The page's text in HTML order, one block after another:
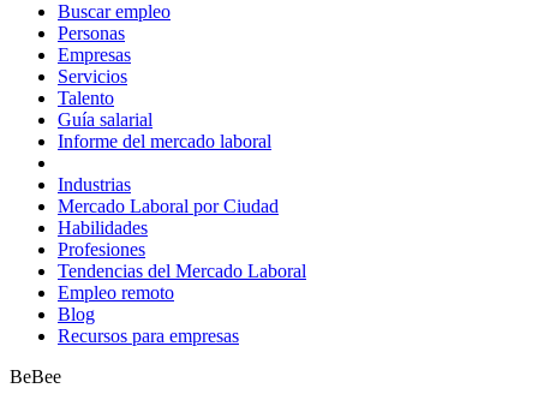
Buscar empleo
Personas
Empresas
Servicios
Talento
Guía salarial
Informe del mercado laboral
Industrias
Mercado Laboral por Ciudad
Habilidades
Profesiones
Tendencias del Mercado Laboral
Empleo remoto
Blog
Recursos para empresas
BeBee